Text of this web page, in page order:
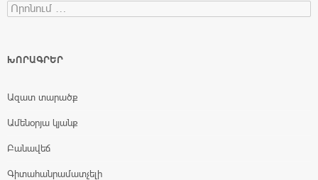
Search for:
ԽՈՐԱԳՐԵՐ
Ազատ տարածք
Ամենօրյա կյանք
Բանավեճ
Գիտահանրամատչելի